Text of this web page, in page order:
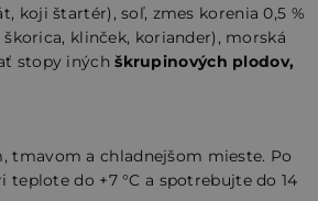
koji štartér), soľ, zmes korenia 0,5 %
klinček, koriander), morská
stopy inýchškrupinových plodov,
tmavom a chladnejšom mieste. Po
do +7 °C a spotrebujte do 14